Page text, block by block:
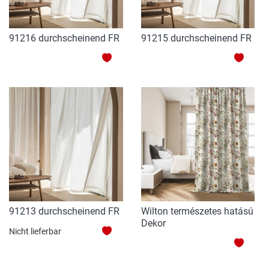
91216 durchscheinend FR
HINZUFÜGEN
91215 durchscheinend FR
91213 durchscheinend FR
Nicht lieferbar
Wilton természetes hatású
Dekor